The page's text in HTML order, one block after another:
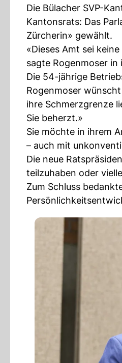
Die Bülacher SVP-
Kantonsrats: Das
Zürcherin» gewählt.
«Dieses Amt sei
sagte Rogenmoser
Die 54-jährige
Rogenmoser
ihre Schmerzgrenze
Sie beherzt.»
Sie möchte in ihrem
– auch mit
Die neue
teilzuhaben oder
Zum Schluss